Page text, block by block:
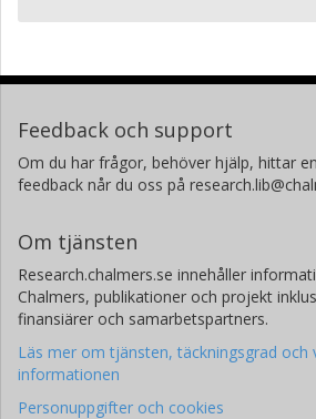
Feedback och support
Om du har frågor, behöver hjälp, hittar
feedback når du oss på
Om tjänsten
Research.chalmers.se innehåller
Chalmers, publikationer och projekt
finansiärer och samarbetspartners.
Läs mer om tjänsten, täckningsgrad och
informationen
Personuppgifter och cookies